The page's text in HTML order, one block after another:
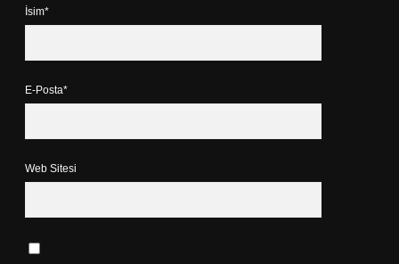
İsim*
E-Posta*
Web Sitesi